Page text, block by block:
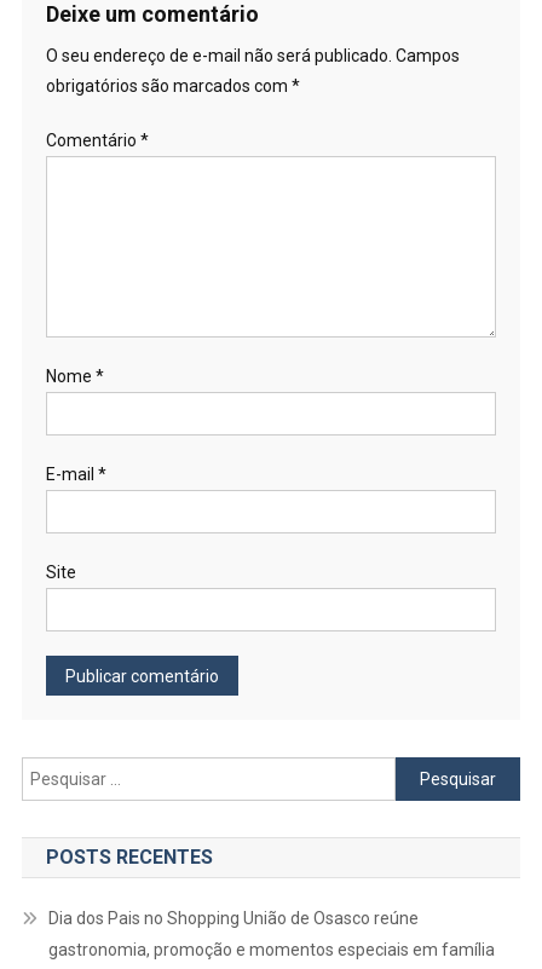
Deixe um comentário
O seu endereço de e-mail não será publicado. Campos
obrigatórios são marcados com *
Comentário *
Nome *
E-mail *
Site
Pesquisar
por:
POSTS RECENTES
Dia dos Pais no Shopping União de Osasco reúne
gastronomia, promoção e momentos especiais em família